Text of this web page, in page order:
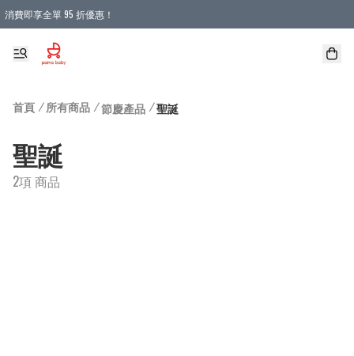
消費即享全單 95 折優惠！
購物滿 HKD 900.00即享免運費優惠！（適用於 本地送貨、本地取貨 )
首頁 / 所有商品 /節慶產品 /聖誕
聖誕
2項 商品